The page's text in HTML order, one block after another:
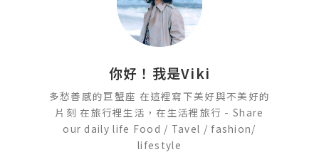
你好！我是Viki
多愁善感的巨蟹座 在這裡寫下美好與不美好的
片刻 在旅行裡生活，在生活裡旅行 - Share
our daily life Food / Tavel / fashion/
lifestyle